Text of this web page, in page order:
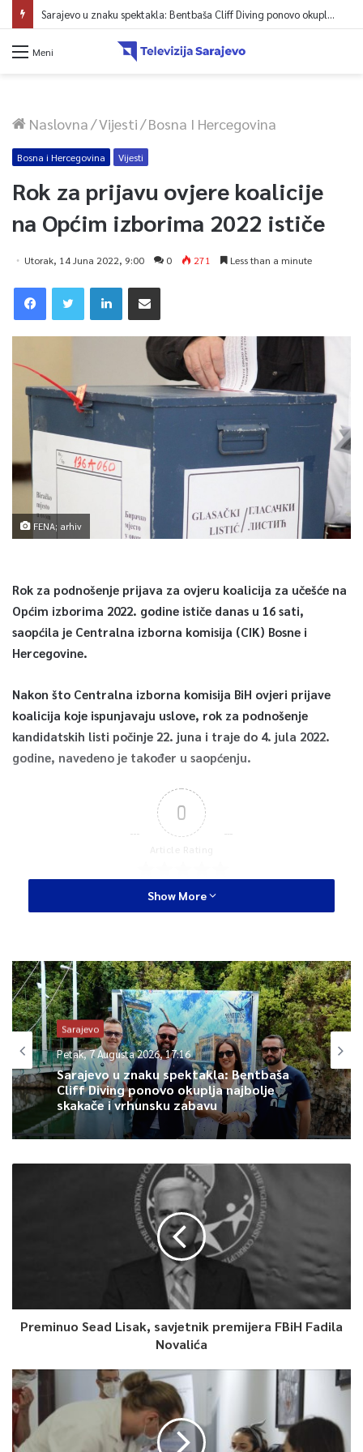
Sarajevo u znaku spektakla: Bentbaša Cliff Diving ponovo okuplja najbolje skakače i vrhunsku zabavu
Meni
Naslovna/Vijesti/Bosna I Hercegovina
Bosna i Hercegovina Vijesti
Rok za prijavu ovjere koalicije
na Općim izborima 2022 ističe
Utorak, 14 Juna 2022, 9:00 0 271 Less than a minute
FENA; arhiv
Rok za podnošenje prijava za ovjeru koalicija za učešće na
Općim izborima 2022. godine ističe danas u 16 sati,
saopćila je Centralna izborna komisija (CIK) Bosne i
Hercegovine.
Nakon što Centralna izborna komisija BiH ovjeri prijave
koalicija koje ispunjavaju uslove, rok za podnošenje
kandidatskih listi počinje 22. juna i traje do 4. jula 2022.
godine, navedeno je također u saopćenju.
0
Article Rating
Show More
Sarajevo
Petak, 7 Augusta 2026, 17:16
Sarajevo u znaku spektakla: Bentbaša
Cliff Diving ponovo okuplja najbolje
skakače i vrhunsku zabavu
Preminuo Sead Lisak, savjetnik premijera FBiH Fadila
Novalića